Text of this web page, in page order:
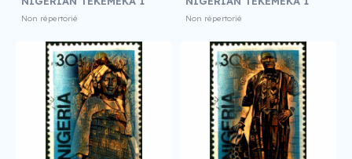
Non répertorié Non répertorié